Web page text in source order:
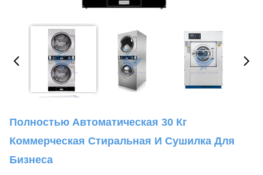
Полностью Автоматическая 30 Кг
Коммерческая Стиральная И Сушилка Для
Бизнеса